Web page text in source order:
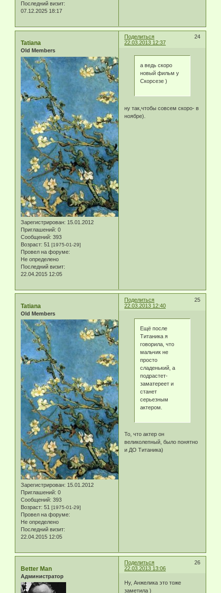
Последний визит:
07.12.2025 18:17
Поделиться
24
22.03.2013 12:37
Tatiana
Old Members
Зарегистрирован: 15.01.2012
Приглашений: 0
Сообщений: 393
Возраст: 51 [1975-01-29]
Провел на форуме:
Не определено
Последний визит:
22.04.2015 12:05
а ведь скоро
новый фильм у
Скорсезе )
ну так,чтобы совсем скоро- в
ноябре).
Поделиться
25
22.03.2013 12:40
Tatiana
Old Members
Зарегистрирован: 15.01.2012
Приглашений: 0
Сообщений: 393
Возраст: 51 [1975-01-29]
Провел на форуме:
Не определено
Последний визит:
22.04.2015 12:05
Ещё после
Титаника я
говорила, что
мальчик не
просто
сладенький, а
подрастет-
заматереет и
станет
серьезным
актером.
То, что актер он
великолепный, было понятно
и ДО Титаника)
Поделиться
26
22.03.2013 13:06
Better Man
Администратор
Ну, Анжелика это тоже
заметила )